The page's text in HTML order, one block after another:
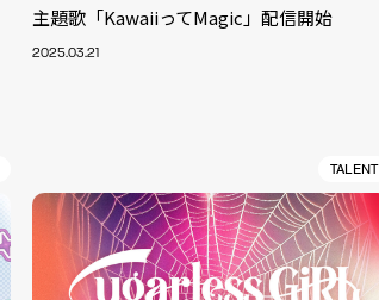
主題歌「KawaiiってMagic」配信開始
2025.03.21
TALENT